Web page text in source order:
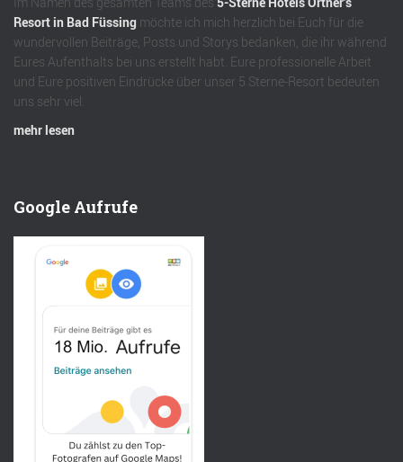
Resort in Bad Füssing möchte ich mich herzlich bei Euch für die
wundervollen Beiträge, Posts und Storys bedanken, die ihr während
Eures Aufenthalts bei uns erstellt habt. Eure professionelle Arbeit
und Eure positiven Eindrücke über unser 5 Sterne-Resort bedeuten
uns sehr viel.
mehr lesen
Google Aufrufe